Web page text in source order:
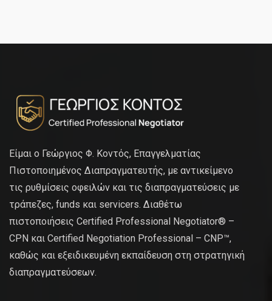
Είμαι ο Γεώργιος Φ. Κοντός, Επαγγελματίας
Πιστοποιημένος Διαπραγματευτής, με αντικείμενο
τις ρυθμίσεις οφειλών και τις διαπραγματεύσεις με
τράπεζες, funds και servicers. Διαθέτω
πιστοποιήσεις Certified Professional Negotiator® –
CPN και Certified Negotiation Professional – CNP™,
καθώς και εξειδικευμένη εκπαίδευση στη στρατηγική
διαπραγματεύσεων.